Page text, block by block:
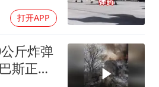
打开APP
斤炸弹
斯正变